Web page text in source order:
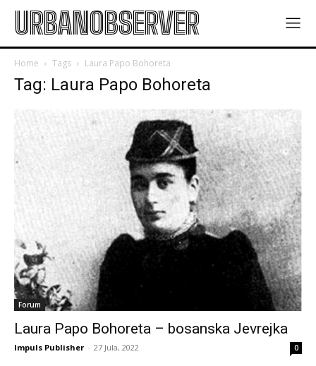
URBANOBSERVER
Home Tags Laura Papo Bohoreta
Tag: Laura Papo Bohoreta
Forum
Laura Papo Bohoreta – bosanska Jevrejka
Impuls Publisher - 27 Jula, 2022 0